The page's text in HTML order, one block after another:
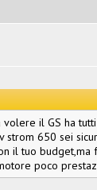
il GS ha
strom 650 sei
il tuo
poco